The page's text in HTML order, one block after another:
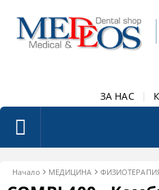
ЗА НАС
Начало МЕДИЦИНА